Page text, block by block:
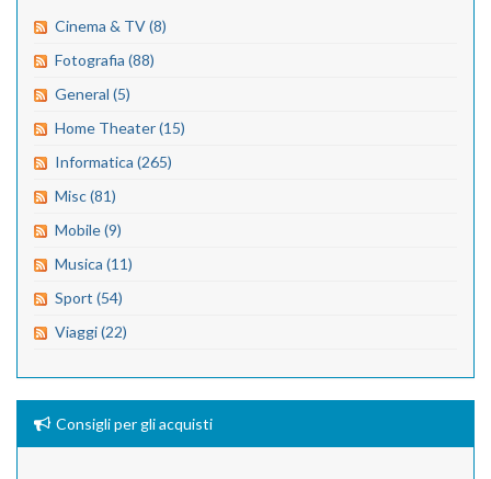
Cinema & TV (8)
Fotografia (88)
General (5)
Home Theater (15)
Informatica (265)
Misc (81)
Mobile (9)
Musica (11)
Sport (54)
Viaggi (22)
Consigli per gli acquisti